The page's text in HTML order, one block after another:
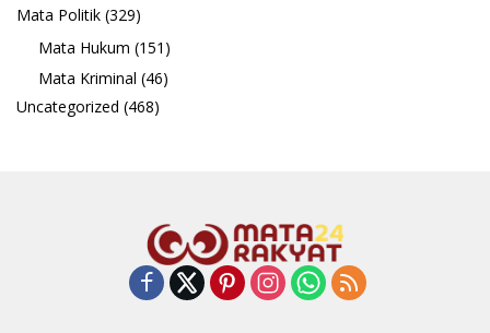
Mata Politik (329)
Mata Hukum (151)
Mata Kriminal (46)
Uncategorized (468)